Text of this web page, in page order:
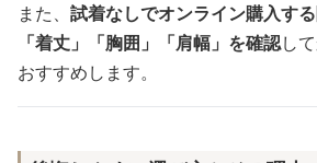
また、 試着なしでオンライン購入す
「着丈」「胸囲」「肩幅」を確認し
おすすめします。